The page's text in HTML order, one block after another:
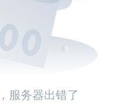
服务器出错了